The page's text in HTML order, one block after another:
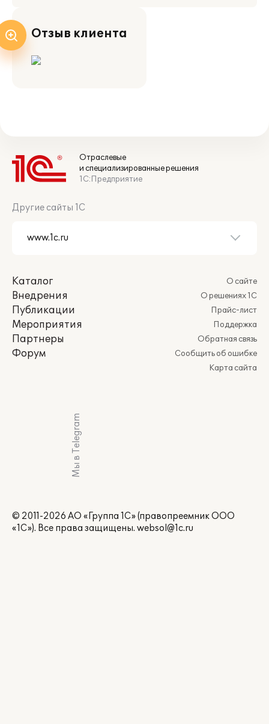
Отзыв клиента
Отраслевые
и специализированные решения
1С:Предприятие
Другие сайты 1С
Каталог
Внедрения
Публикации
Мероприятия
Партнеры
Форум
О сайте
О решениях 1С
Прайс-лист
Поддержка
Обратная связь
Сообщить об ошибке
Карта сайта
Мы в Telegram
© 2011-2026 АО «Группа 1С» (правопреемник ООО
«1С»). Все права защищены. websol@1c.ru